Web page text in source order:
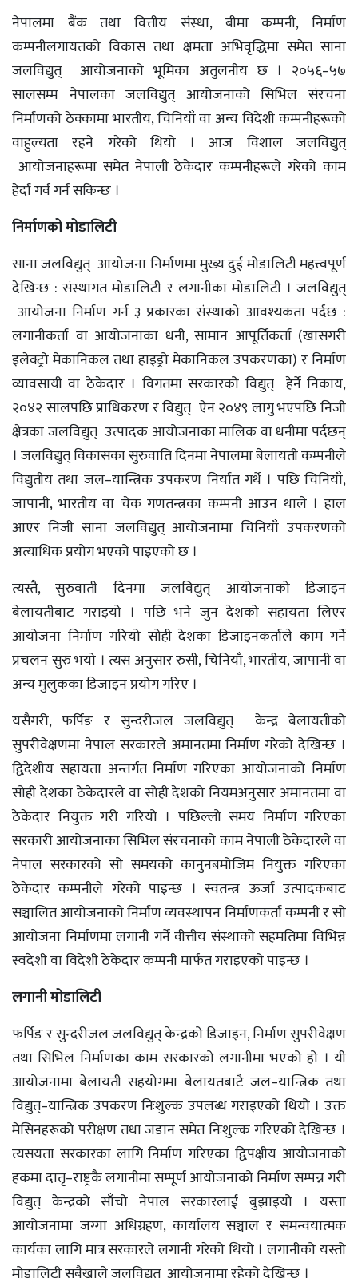
नेपालमा बैंक तथा वित्तीय संस्था, बीमा कम्पनी, निर्माण
कम्पनीलगायतको विकास तथा क्षमता अभिवृद्धिमा समेत साना
जलविद्युत् आयोजनाको भूमिका अतुलनीय छ । २०५६–५७
सालसम्म नेपालका जलविद्युत् आयोजनाको सिभिल संरचना
निर्माणको ठेक्कामा भारतीय, चिनियाँ वा अन्य विदेशी कम्पनीहरूको
वाहुल्यता रहने गरेको थियो । आज विशाल जलविद्युत्
आयोजनाहरूमा समेत नेपाली ठेकेदार कम्पनीहरूले गरेको काम
हेर्दा गर्व गर्न सकिन्छ ।
निर्माणको मोडालिटी
साना जलविद्युत् आयोजना निर्माणमा मुख्य दुई मोडालिटी महत्त्वपूर्ण
देखिन्छ : संस्थागत मोडालिटी र लगानीका मोडालिटी । जलविद्युत्
आयोजना निर्माण गर्न ३ प्रकारका संस्थाको आवश्यकता पर्दछ :
लगानीकर्ता वा आयोजनाका धनी, सामान आपूर्तिकर्ता (खासगरी
इलेक्ट्रो मेकानिकल तथा हाइड्रो मेकानिकल उपकरणका) र निर्माण
व्यावसायी वा ठेकेदार । विगतमा सरकारको विद्युत् हेर्ने निकाय,
२०४२ सालपछि प्राधिकरण र विद्युत् ऐन २०४९ लागु भएपछि निजी
क्षेत्रका जलविद्युत् उत्पादक आयोजनाका मालिक वा धनीमा पर्दछन्
। जलविद्युत् विकासका सुरुवाति दिनमा नेपालमा बेलायती कम्पनीले
विद्युतीय तथा जल–यान्त्रिक उपकरण निर्यात गर्थे । पछि चिनियाँ,
जापानी, भारतीय वा चेक गणतन्त्रका कम्पनी आउन थाले । हाल
आएर निजी साना जलविद्युत् आयोजनामा चिनियाँ उपकरणको
अत्याधिक प्रयोग भएको पाइएको छ ।
त्यस्तै, सुरुवाती दिनमा जलविद्युत् आयोजनाको डिजाइन
बेलायतीबाट गराइयो । पछि भने जुन देशको सहायता लिएर
आयोजना निर्माण गरियो सोही देशका डिजाइनकर्ताले काम गर्ने
प्रचलन सुरु भयो । त्यस अनुसार रुसी, चिनियाँ, भारतीय, जापानी वा
अन्य मुलुकका डिजाइन प्रयोग गरिए ।
यसैगरी, फर्पिङ र सुन्दरीजल जलविद्युत् केन्द्र बेलायतीको
सुपरीवेक्षणमा नेपाल सरकारले अमानतमा निर्माण गरेको देखिन्छ ।
द्विदेशीय सहायता अन्तर्गत निर्माण गरिएका आयोजनाको निर्माण
सोही देशका ठेकेदारले वा सोही देशको नियमअनुसार अमानतमा वा
ठेकेदार नियुक्त गरी गरियो । पछिल्लो समय निर्माण गरिएका
सरकारी आयोजनाका सिभिल संरचनाको काम नेपाली ठेकेदारले वा
नेपाल सरकारको सो समयको कानुनबमोजिम नियुक्त गरिएका
ठेकेदार कम्पनीले गरेको पाइन्छ । स्वतन्त्र ऊर्जा उत्पादकबाट
सञ्चालित आयोजनाको निर्माण व्यवस्थापन निर्माणकर्ता कम्पनी र सो
आयोजना निर्माणमा लगानी गर्ने वीत्तीय संस्थाको सहमतिमा विभिन्न
स्वदेशी वा विदेशी ठेकेदार कम्पनी मार्फत गराइएको पाइन्छ ।
लगानी मोडालिटी
फर्पिङ र सुन्दरीजल जलविद्युत् केन्द्रको डिजाइन, निर्माण सुपरीवेक्षण
तथा सिभिल निर्माणका काम सरकारको लगानीमा भएको हो । यी
आयोजनामा बेलायती सहयोगमा बेलायतबाटै जल–यान्त्रिक तथा
विद्युत्–यान्त्रिक उपकरण निःशुल्क उपलब्ध गराइएको थियो । उक्त
मेसिनहरूको परीक्षण तथा जडान समेत निःशुल्क गरिएको देखिन्छ ।
त्यसयता सरकारका लागि निर्माण गरिएका द्विपक्षीय आयोजनाको
हकमा दातृ–राष्ट्रकै लगानीमा सम्पूर्ण आयोजनाको निर्माण सम्पन्न गरी
विद्युत् केन्द्रको साँचो नेपाल सरकारलाई बुझाइयो । यस्ता
आयोजनामा जग्गा अधिग्रहण, कार्यालय सञ्चाल र समन्वयात्मक
कार्यका लागि मात्र सरकारले लगानी गरेको थियो । लगानीको यस्तो